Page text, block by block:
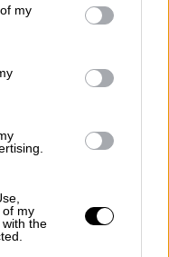
You may click to
third-party tags to
in below Google
my
of my
the
βιώσιμων
θα:
τους
και γατάκια